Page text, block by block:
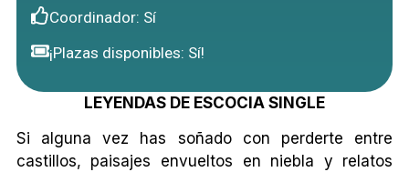
Coordinador: Sí
¡Plazas disponibles: Sí!
LEYENDAS DE ESCOCIA SINGLE
Si alguna vez has soñado con perderte entre
castillos, paisajes envueltos en niebla y relatos